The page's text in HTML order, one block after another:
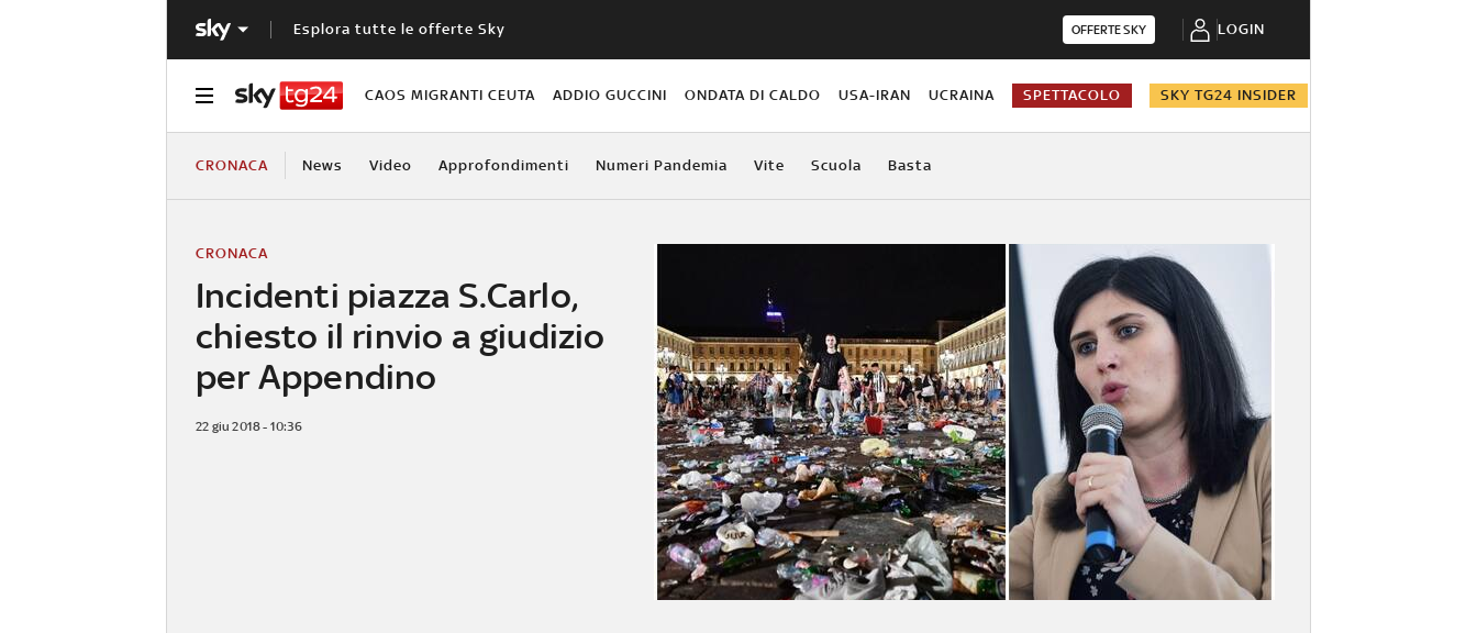
Esplora tutte le offerte Sky OFFERTE SKY LOGIN
CAOS MIGRANTI CEUTA ADDIO GUCCINI ONDATA DI CALDO USA-IRAN UCRAINA SPETTACOLO SKY TG24 INSIDER
CRONACA News Video Approfondimenti Numeri Pandemia Vite Scuola Basta
Incidenti piazza S.Carlo,
chiesto il rinvio a giudizio
per Appendino
CRONACA
22 giu 2018 - 10:36